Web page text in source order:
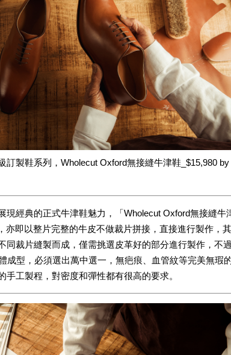
訂製鞋系列，Wholecut Oxford無接縫牛津鞋_$15,980
經典的正式牛津鞋魅力，「Wholecut Oxford無接縫牛
亦即以整片完整的牛皮不做裁片拼接，直接進行製作，
同裁片縫製而成，僅需挑選皮革好的部分進行製作，不
成型，必須選出萬中選一，無疤痕、血管紋等完美無瑕
工製程，對密度和彈性都有很高的要求。